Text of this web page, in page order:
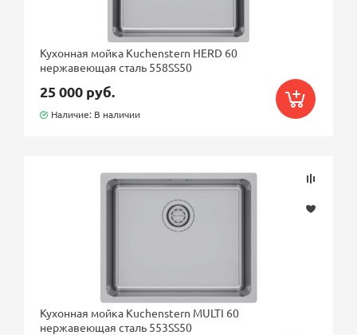
Кухонная мойка Kuchenstern HERD 60
нержавеющая сталь 558SS50
25 000 руб.
Наличие: В наличии
Кухонная мойка Kuchenstern MULTI 60
нержавеющая сталь 553SS50